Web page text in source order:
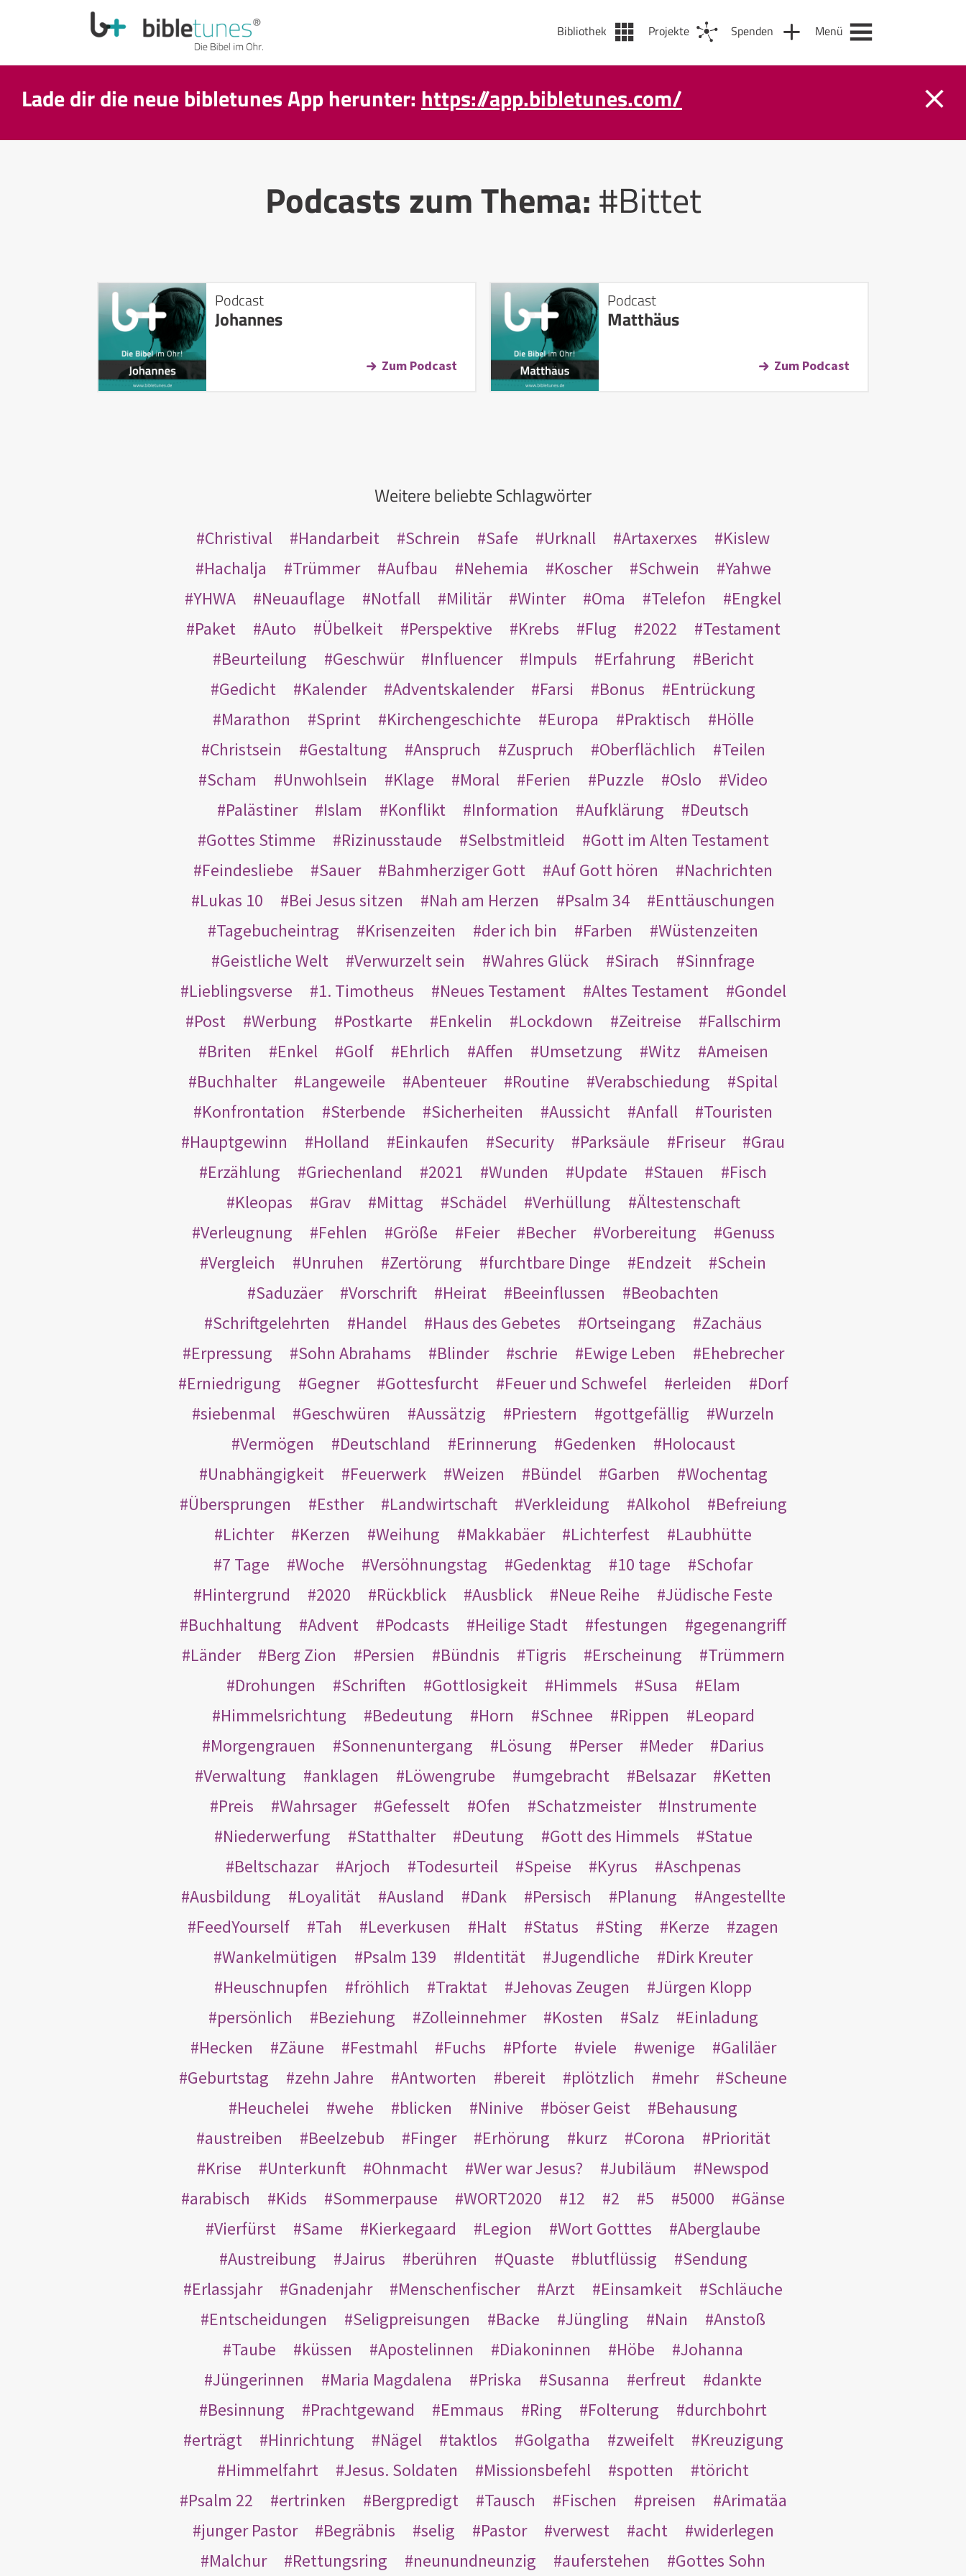
Bibliothek Projekte Spenden Menü
Lade dir die neue bibletunes App herunter: https://app.bibletunes.com/
Podcasts zum Thema:#Bittet
Podcast
Johannes
Zum Podcast
Podcast
Matthäus
Zum Podcast
Weitere beliebte Schlagwörter
Christival Handarbeit Schrein Safe Urknall Artaxerxes
Kislew
Hachalja
Trümmer Aufbau Nehemia Koscher Schwein
Yahwe
YHWA
Neuauflage Notfall Militär Winter Oma Telefon
Engkel
Paket
Auto Übelkeit Perspektive Krebs Flug 2022
Testament
Beurteilung
Geschwür Influencer Impuls Erfahrung
Bericht
Gedicht
Kalender Adventskalender Farsi Bonus
Entrückung
Marathon
Sprint Kirchengeschichte Europa Praktisch
Hölle
Christsein
Gestaltung Anspruch Zuspruch Oberflächlich
Teilen
Scham
Unwohlsein Klage Moral Ferien Puzzle Oslo
Video
Palästiner
Islam Konflikt Information Aufklärung
Deutsch
Gottes Stimme
Rizinusstaude Selbstmitleid
Gott im Alten Testament
Feindesliebe
Sauer Bahmherziger Gott Auf Gott hören
Nachrichten
Lukas 10
Bei Jesus sitzen Nah am Herzen Psalm 34
Enttäuschungen
Tagebucheintrag
Krisenzeiten der ich bin Farben
Wüstenzeiten
Geistliche Welt
Verwurzelt sein Wahres Glück Sirach
Sinnfrage
Lieblingsverse
1. Timotheus Neues Testament Altes Testament
Gondel
Post
Werbung Postkarte Enkelin Lockdown Zeitreise
Fallschirm
Briten
Enkel Golf Ehrlich Affen Umsetzung Witz
Ameisen
Buchhalter
Langeweile Abenteuer Routine Verabschiedung
Spital
Konfrontation
Sterbende Sicherheiten Aussicht Anfall
Touristen
Hauptgewinn
Holland Einkaufen Security Parksäule Friseur
Grau
Erzählung
Griechenland 2021 Wunden Update Stauen
Fisch
Kleopas
Grav Mittag Schädel Verhüllung
Ältestenschaft
Verleugnung
Fehlen Größe Feier Becher Vorbereitung
Genuss
Vergleich
Unruhen Zertörung furchtbare Dinge Endzeit
Schein
Saduzäer
Vorschrift Heirat Beeinflussen
Beobachten
Schriftgelehrten
Handel Haus des Gebetes Ortseingang
Zachäus
Erpressung
Sohn Abrahams Blinder schrie Ewige Leben
Ehebrecher
Erniedrigung
Gegner Gottesfurcht Feuer und Schwefel erleiden
Dorf
siebenmal
Geschwüren Aussätzig Priestern gottgefällig
Wurzeln
Vermögen
Deutschland Erinnerung Gedenken
Holocaust
Unabhängigkeit
Feuerwerk Weizen Bündel Garben
Wochentag
Übersprungen
Esther Landwirtschaft Verkleidung Alkohol
Befreiung
Lichter
Kerzen Weihung Makkabäer Lichterfest
Laubhütte
7 Tage
Woche Versöhnungstag Gedenktag 10 tage
Schofar
Hintergrund
2020 Rückblick Ausblick Neue Reihe
Jüdische Feste
Buchhaltung
Advent Podcasts Heilige Stadt festungen
gegenangriff
Länder
Berg Zion Persien Bündnis Tigris Erscheinung
Trümmern
Drohungen
Schriften Gottlosigkeit Himmels Susa
Elam
Himmelsrichtung
Bedeutung Horn Schnee Rippen
Leopard
Morgengrauen
Sonnenuntergang Lösung Perser Meder
Darius
Verwaltung
anklagen Löwengrube umgebracht Belsazar
Ketten
Preis
Wahrsager Gefesselt Ofen Schatzmeister
Instrumente
Niederwerfung
Statthalter Deutung Gott des Himmels
Statue
Beltschazar
Arjoch Todesurteil Speise Kyrus
Aschpenas
Ausbildung
Loyalität Ausland Dank Persisch Planung
Angestellte
FeedYourself
Tah Leverkusen Halt Status Sting Kerze
zagen
Wankelmütigen
Psalm 139 Identität Jugendliche
Dirk Kreuter
Heuschnupfen
fröhlich Traktat Jehovas Zeugen
Jürgen Klopp
persönlich
Beziehung Zolleinnehmer Kosten Salz
Einladung
Hecken
Zäune Festmahl Fuchs Pforte viele wenige
Galiläer
Geburtstag
zehn Jahre Antworten bereit plötzlich mehr
Scheune
Heuchelei
wehe blicken Ninive böser Geist
Behausung
austreiben
Beelzebub Finger Erhörung kurz Corona
Priorität
Krise
Unterkunft Ohnmacht Wer war Jesus? Jubiläum
Newspod
arabisch
Kids Sommerpause WORT2020 12 2 5 5000
Gänse
Vierfürst
Same Kierkegaard Legion Wort Gotttes
Aberglaube
Austreibung
Jairus berühren Quaste blutflüssig
Sendung
Erlassjahr
Gnadenjahr Menschenfischer Arzt Einsamkeit
Schläuche
Entscheidungen
Seligpreisungen Backe Jüngling Nain
Anstoß
Taube
küssen Apostelinnen Diakoninnen Höbe
Johanna
Jüngerinnen
Maria Magdalena Priska Susanna erfreut
dankte
Besinnung
Prachtgewand Emmaus Ring Folterung
durchbohrt
erträgt
Hinrichtung Nägel taktlos Golgatha zweifelt
Kreuzigung
Himmelfahrt
Jesus. Soldaten Missionsbefehl spotten
töricht
Psalm 22
ertrinken Bergpredigt Tausch Fischen preisen
Arimatäa
junger Pastor
Begräbnis selig Pastor verwest acht
widerlegen
Malchur
Rettungsring neunundneunzig auferstehen Gottes Sohn